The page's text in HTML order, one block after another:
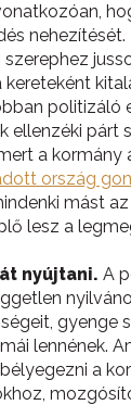
nehezítését.
politizáló
párt
a
ország
mást
lesz a
nyújtani. A
gyenge
lennének.
a